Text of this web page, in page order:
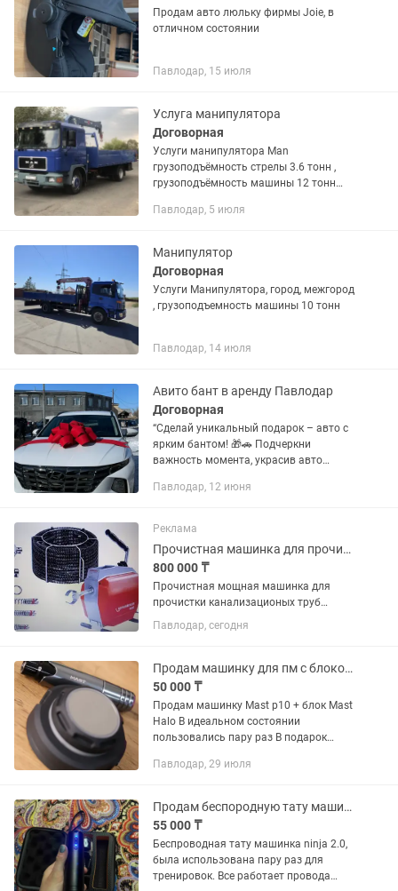
Продам авто люльку фирмы Joie, в
отличном состоянии
Павлодар, 15 июля
Услуга манипулятора
Договорная
Услуги манипулятора Man
грузоподъёмность стрелы 3.6 тонн ,
грузоподъёмность машины 12 тонн
10 метров Межгород, РФ, Город, Форма
Павлодар, 5 июля
Манипулятор
Договорная
Услуги Манипулятора, город, межгород
, грузоподъемность машины 10 тонн
Павлодар, 14 июля
Авито бант в аренду Павлодар
Договорная
“Сделай уникальный подарок – авто с
ярким бантом! 🎁🚗 Подчеркни
важность момента, украсив авто
бантом. Незабываемо и оригинально!
напоминанием о...
Павлодар, 12 июня
Реклама
Прочистная машинка для прочистки канализации
800 000 ₸
Прочистная мощная машинка для
прочистки канализационых труб
диаметром от 20 до 150
мм,.Применяется для универсальной
трубопроводы сетей.Мощность
двигателя 0,4...
Павлодар, сегодня
Продам машинку для пм с блоком питания
50 000 ₸
Продам машинку Mast p10 + блок Mast
Halo В идеальном состоянии
пользовались пару раз В подарок
подробнее в лс
Павлодар, 29 июля
Продам беспородную тату машинку Ninja 2.0
55 000 ₸
Беспроводная тату машинка ninja 2.0,
была использована пару раз для
тренировок. Все работает провода